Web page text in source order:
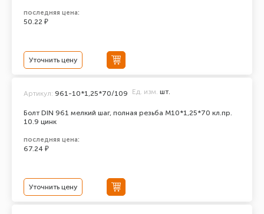
последняя цена:
50.22 ₽
Уточнить цену
Болт DIN 961 мелкий шаг, полная резьба M10*1,25*70 кл.пр.
10.9 цинк
Артикул: 961-10*1,25*70/109 Ед. изм. шт.
последняя цена:
67.24 ₽
Уточнить цену